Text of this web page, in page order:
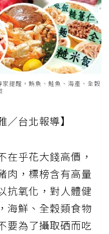
提醒，鮪魚、鮭魚、海產、全穀
台北報導】
在乎花大錢高價，
肉，標榜含有高量
抗氧化，對人體健
海鮮、全穀類食物
要為了攝取硒而吃